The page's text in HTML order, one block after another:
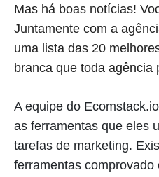
Mas há boas notícias!
Juntamente com a
uma lista das 20
branca que toda agência
A equipe do
as ferramentas que eles
tarefas de marketing.
ferramentas